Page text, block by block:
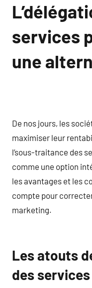
services
une
De nos jours, les
maximiser leur
l’sous-traitance des
comme une option
les avantages et les
compte pour
marketing.
Les atouts
des